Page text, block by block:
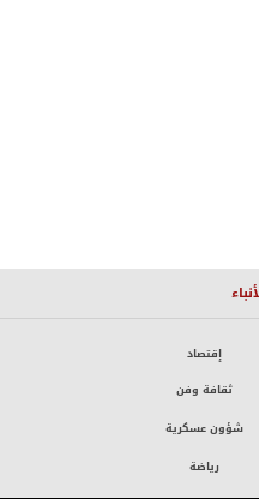
إقتصاد
ثقافة وفن
شؤون عسكرية
رياضة